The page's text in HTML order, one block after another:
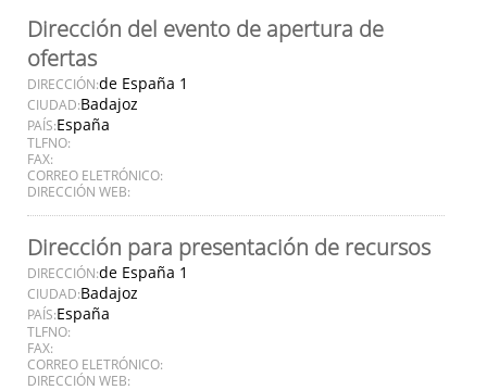
Dirección del evento de apertura de
ofertas
DIRECCIÓN:de España 1
CIUDAD:Badajoz
PAÍS:España
TLFNO:
FAX:
CORREO ELETRÓNICO:
DIRECCIÓN WEB:
Dirección para presentación de recursos
DIRECCIÓN:de España 1
CIUDAD:Badajoz
PAÍS:España
TLFNO:
FAX:
CORREO ELETRÓNICO:
DIRECCIÓN WEB: